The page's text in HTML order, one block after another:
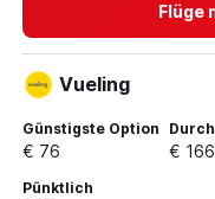
Flüge
Vueling
Günstigste Option
€ 76 € 166
Pünktlich